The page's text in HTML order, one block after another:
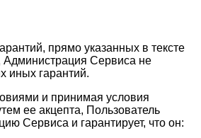
прямо указанных в тексте
Администрация Сервиса не
иных гарантий.
и принимая условия
ее акцепта, Пользователь
Сервиса и гарантирует, что он: